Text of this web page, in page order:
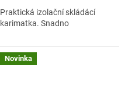
Praktická izolační skládácí
karimatka. Snadno
Novinka